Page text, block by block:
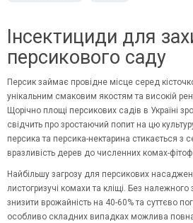
Інсектициди для
персикового саду
Персик займає провідне місце серед
унікальним смаковим якостям та високій
Щорічно площі персикових садів в Україні
свідчить про зростаючий попит на цю
персика та персика-нектарина стикається з
вразливість дерев до численних комах-
Найбільшу загрозу для персикових
листогризучі комахи та кліщі. Без належного
знизити врожайність на 40-60% та суттєво
особливо складних випадках можлива